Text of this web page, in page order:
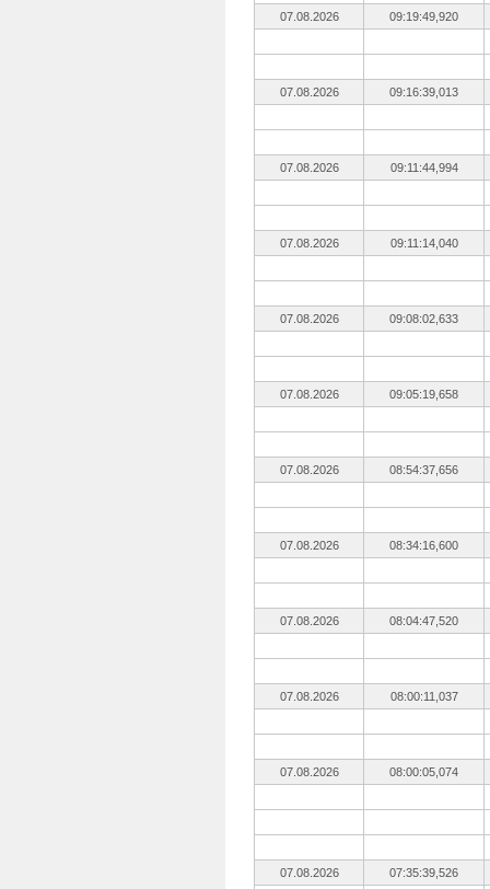
07.08.2026 09:19:49,920
07.08.2026 09:16:39,013
07.08.2026 09:11:44,994
07.08.2026 09:11:14,040
07.08.2026 09:08:02,633
07.08.2026 09:05:19,658
07.08.2026 08:54:37,656
07.08.2026 08:34:16,600
07.08.2026 08:04:47,520
07.08.2026 08:00:11,037
07.08.2026 08:00:05,074
07.08.2026 07:35:39,526